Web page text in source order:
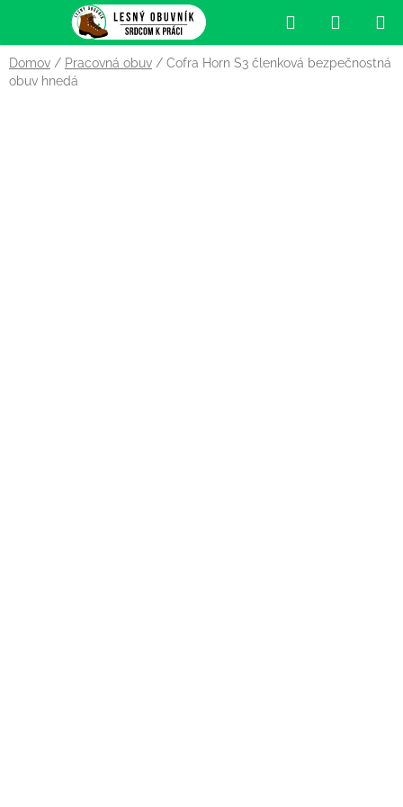
obsah
Hľadať
KOŠÍK
Domov / Pracovná obuv / Cofra Horn S3 členková bezpečnostná
obuv hnedá